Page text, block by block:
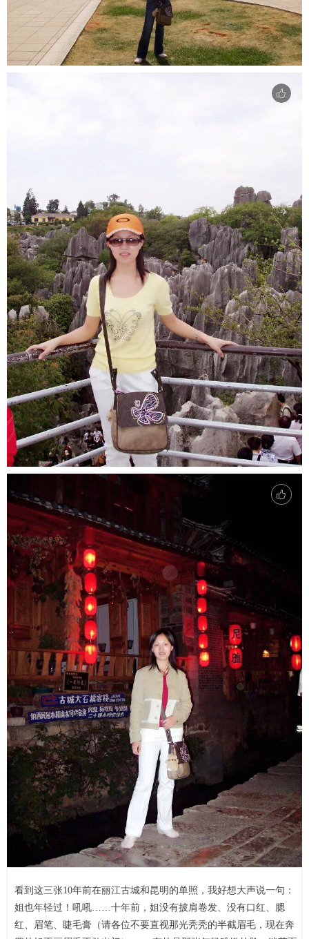
看到这三张10年前在丽江古城和昆明的单照，我好想大声说一句：
姐也年轻过！吼吼……十年前，姐没有披肩卷发、没有口红、腮
红、眉笔、睫毛膏（请各位不要直视那光秃秃的半截眉毛，现在奔